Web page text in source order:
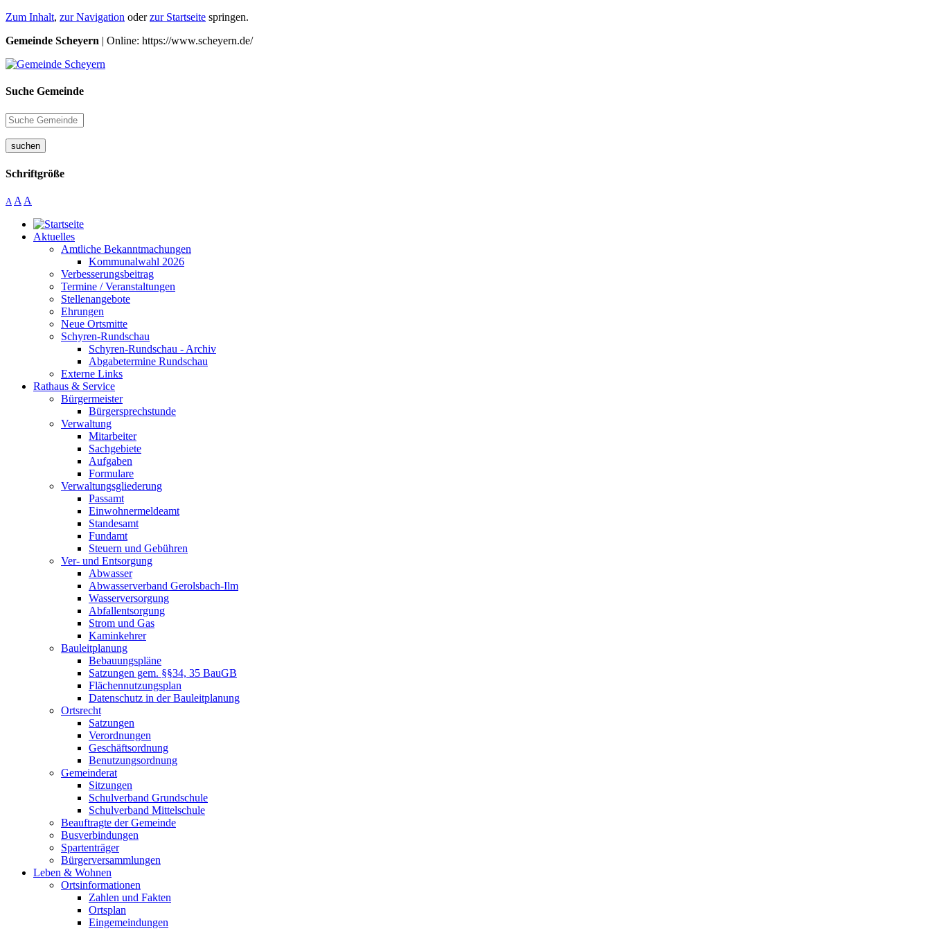
Zum Inhalt, zur Navigation oderzur Startseite springen.
Gemeinde Scheyern | Online: https://www.scheyern.de/
Suche Gemeinde
suchen
Schriftgröße
A A A
Aktuelles
Amtliche Bekanntmachungen
Kommunalwahl 2026
Verbesserungsbeitrag
Termine / Veranstaltungen
Stellenangebote
Ehrungen
Neue Ortsmitte
Schyren-Rundschau
Schyren-Rundschau - Archiv
Abgabetermine Rundschau
Externe Links
Rathaus & Service
Bürgermeister
Bürgersprechstunde
Verwaltung
Mitarbeiter
Sachgebiete
Aufgaben
Formulare
Verwaltungsgliederung
Passamt
Einwohnermeldeamt
Standesamt
Fundamt
Steuern und Gebühren
Ver- und Entsorgung
Abwasser
Abwasserverband Gerolsbach-Ilm
Wasserversorgung
Abfallentsorgung
Strom und Gas
Kaminkehrer
Bauleitplanung
Bebauungspläne
Satzungen gem. §§34, 35 BauGB
Flächennutzungsplan
Datenschutz in der Bauleitplanung
Ortsrecht
Satzungen
Verordnungen
Geschäftsordnung
Benutzungsordnung
Gemeinderat
Sitzungen
Schulverband Grundschule
Schulverband Mittelschule
Beauftragte der Gemeinde
Busverbindungen
Spartenträger
Bürgerversammlungen
Leben & Wohnen
Ortsinformationen
Zahlen und Fakten
Ortsplan
Eingemeindungen